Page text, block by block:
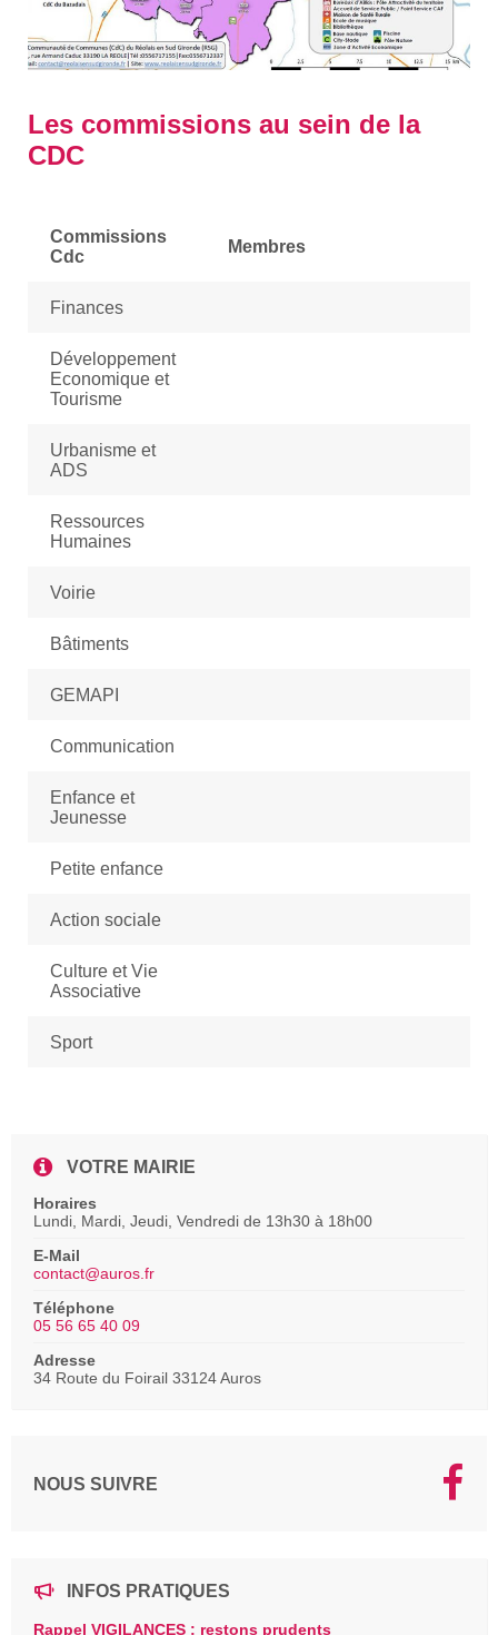
Les commissions au sein de la
CDC
Commissions
Cdc
Membres
Finances
Développement
Economique et
Tourisme
Urbanisme et
ADS
Ressources
Humaines
Voirie
Bâtiments
GEMAPI
Communication
Enfance et
Jeunesse
Petite enfance
Action sociale
Culture et Vie
Associative
Sport
VOTRE MAIRIE
Horaires
Lundi, Mardi, Jeudi, Vendredi de 13h30 à 18h00
E-Mail
contact@auros.fr
Téléphone
05 56 65 40 09
Adresse
34 Route du Foirail 33124 Auros
NOUS SUIVRE
INFOS PRATIQUES
Rappel VIGILANCES : restons prudents